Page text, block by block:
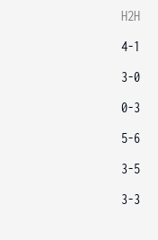
H2H
4-1
3-0
0-3
5-6
3-5
3-3